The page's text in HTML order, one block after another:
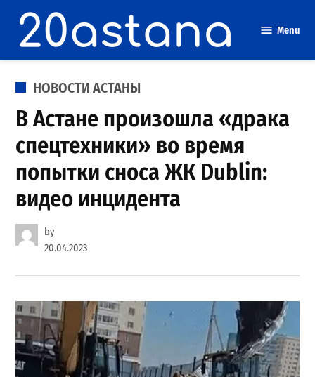
content
Menu
POSTED
НОВОСТИ АСТАНЫ
В Астане произошла «драка
спецтехники» во время
попытки сноса ЖК Dublin:
видео инцидента
by
20.04.2023